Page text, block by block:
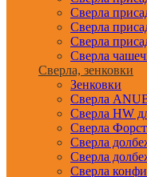
Сверла
Сверла
Сверла
Сверла
Сверла, зенковки
Зенковки
Сверла
Сверла HW
Сверла
Сверла
Сверла
Сверла